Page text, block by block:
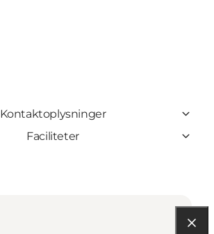
Kontaktoplysninger
Faciliteter